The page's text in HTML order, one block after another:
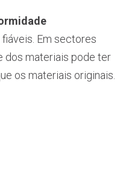
Em sectores
dos materiais pode ter
os materiais originais.